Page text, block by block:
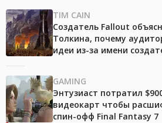
TIM CAIN
Создатель Fallout
Толкина, почему
идеи из-за имени
GAMING
Энтузиаст потратил
видеокарт чтобы
спин-офф Final Fantasy 7